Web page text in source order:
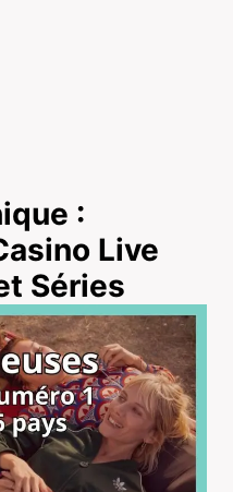
:
Live
Séries